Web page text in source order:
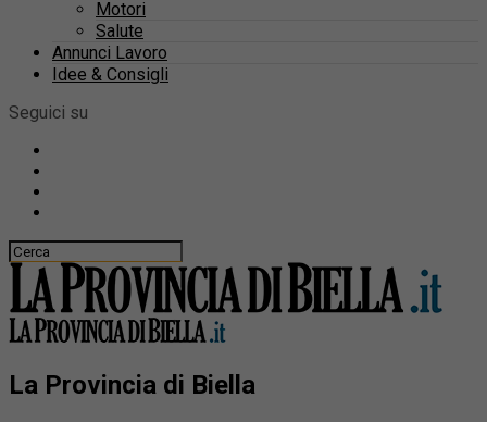
Motori
Salute
Annunci Lavoro
Idee & Consigli
Seguici su
La Provincia di Biella